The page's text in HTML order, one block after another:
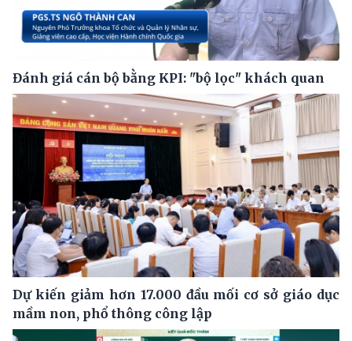
Đánh giá cán bộ bằng KPI: "bộ lọc" khách quan
Dự kiến giảm hơn 17.000 đầu mối cơ sở giáo dục
mầm non, phổ thông công lập